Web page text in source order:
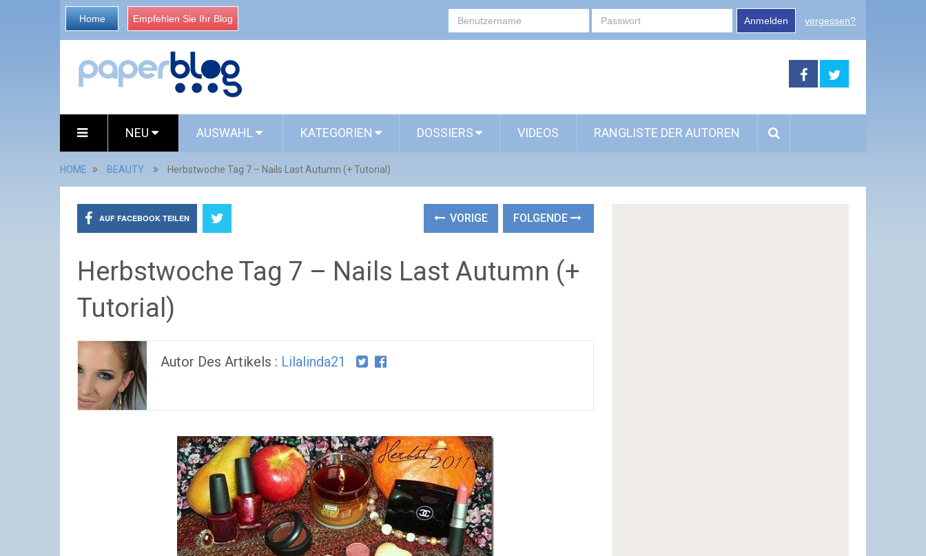
Home Empfehlen Sie Ihr Blog Anmelden vergessen?
NEU AUSWAHL KATEGORIEN DOSSIERS VIDEOS RANGLISTE DER AUTOREN
HOME BEAUTY Herbstwoche Tag 7 – Nails Last Autumn (+ Tutorial)
AUF FACEBOOK TEILEN VORIGE FOLGENDE
Herbstwoche Tag 7 – Nails Last Autumn (+
Tutorial)
Autor Des Artikels : Lilalinda21